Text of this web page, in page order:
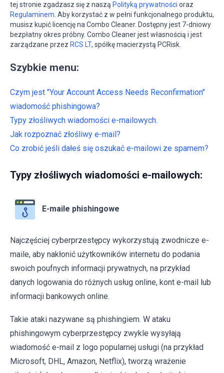
tej stronie zgadzasz się z naszą Polityką prywatności oraz
Regulaminem . Aby korzystać z w pełni funkcjonalnego produktu,
musisz kupić licencję na Combo Cleaner. Dostępny jest 7-dniowy
bezpłatny okres próbny. Combo Cleaner jest własnością i jest
zarządzane przez RCS LT, spółkę macierzystą PCRisk.
Szybkie menu:
Czym jest "Your Account Access Needs Reconfirmation"
wiadomość phishingowa?
Typy złośliwych wiadomości e-mailowych.
Jak rozpoznać złośliwy e-mail?
Co zrobić jeśli dałeś się oszukać e-mailowi ze spamem?
Typy złośliwych wiadomości e-mailowych:
E-maile phishingowe
Najczęściej cyberprzestępcy wykorzystują zwodnicze e-
maile, aby nakłonić użytkowników internetu do podania
swoich poufnych informacji prywatnych, na przykład
danych logowania do różnych usług online, kont e-mail lub
informacji bankowych online.
Takie ataki nazywane są phishingiem. W ataku
phishingowym cyberprzestępcy zwykle wysyłają
wiadomość e-mail z logo popularnej usługi (na przykład
Microsoft, DHL, Amazon, Netflix), tworzą wrażenie